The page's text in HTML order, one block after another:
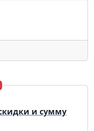
и сумму